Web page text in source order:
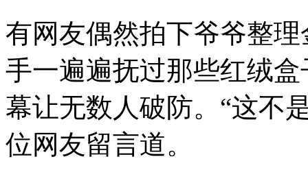
有网友偶然拍下爷爷整
手一遍遍抚过那些红绒
幕让无数人破防。“这不
位网友留言道。